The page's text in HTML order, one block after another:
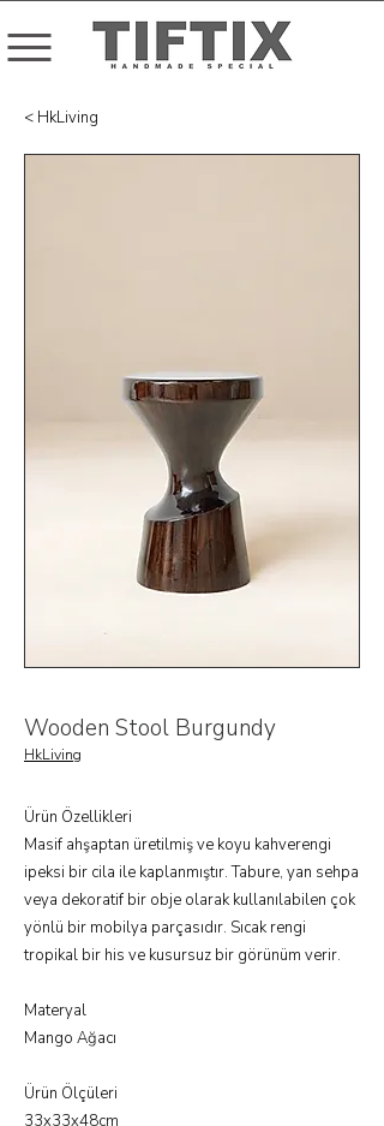
< HkLiving
Wooden Stool Burgundy
HkLiving
Ürün Özellikleri
Masif ahşaptan üretilmiş ve koyu kahverengi
ipeksi bir cila ile kaplanmıştır. Tabure, yan sehpa
veya dekoratif bir obje olarak kullanılabilen çok
yönlü bir mobilya parçasıdır. Sıcak rengi
tropikal bir his ve kusursuz bir görünüm verir.
Materyal
Mango Ağacı
Ürün Ölçüleri
33x33x48cm